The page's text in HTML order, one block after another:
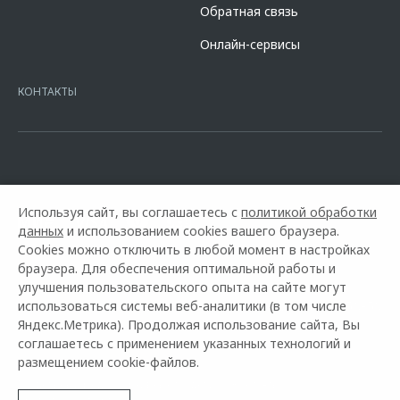
Обратная связь
Онлайн-сервисы
КОНТАКТЫ
Горячая линия OMODA: +7 (978) 836-50-50
Используя сайт, вы соглашаетесь с политикой обработки
данных и использованием cookies вашего браузера.
Cookies можно отключить в любой момент в настройках
браузера. Для обеспечения оптимальной работы и
улучшения пользовательского опыта на сайте могут
использоваться системы веб-аналитики (в том числе
Яндекс.Метрика). Продолжая использование сайта, Вы
соглашаетесь с применением указанных технологий и
размещением cookie-файлов.